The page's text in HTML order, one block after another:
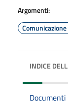
Argomenti:
INDICE
Documenti